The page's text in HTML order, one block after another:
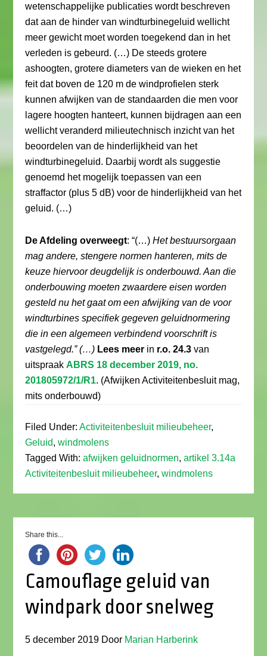
wetenschappelijke publicaties wordt beschreven
dat aan de hinder van windturbinegeluid wellicht
meer gewicht moet worden toegekend dan in het
verleden is gebeurd. (…) De steeds grotere
ashoogten, grotere diameters van de wieken en het
feit dat boven de 120 m de windprofielen sterk
kunnen afwijken van de standaarden die men voor
lagere hoogten hanteert, kunnen bijdragen aan een
wellicht veranderd milieutechnisch inzicht van het
beoordelen van de hinderlijkheid van het
windturbinegeluid. Daarbij wordt als suggestie
genoemd het mogelijk toepassen van een
straffactor (plus 5 dB) voor de hinderlijkheid van het
geluid. (…)
De Afdeling overweegt: “(…)Het bestuursorgaan
mag andere, stengere normen hanteren, mits de
keuze hiervoor deugdelijk is onderbouwd. Aan die
onderbouwing moeten zwaardere eisen worden
gesteld nu het gaat om een afwijking van de voor
windturbines specifiek gegeven geluidnormering
die in een algemeen verbindend voorschrift is
vastgelegd.” (…) Lees meer in r.o. 24.3 van
uitspraakABRS 18 december 2019, no.
201805972/1/R1. (Afwijken Activiteitenbesluit mag,
mits onderbouwd)
Filed Under:Activiteitenbesluit milieubeheer,
Geluid,windmolens
Tagged With:afwijken geluidnormen,artikel 3.14a
Activiteitenbesluit milieubeheer,windmolens
Share this...
Camouflage geluid van
windpark door snelweg
5 december 2019 Door Marian Harberink